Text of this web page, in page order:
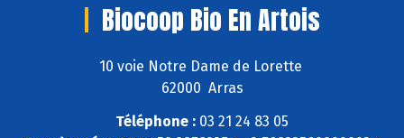
Biocoop Bio En Artois
10 voie Notre Dame de Lorette
62000 Arras
Téléphone : 03 21 24 83 05